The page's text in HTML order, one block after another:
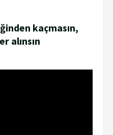
kaçmasın,
alınsın